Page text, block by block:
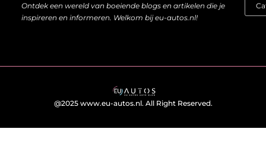
Ontdek een wereld van boeiende blogs en artikelen die je
inspireren en informeren. Welkom bij eu-autos.nl!
@2025 www.eu-autos.nl. All Right Reserved.